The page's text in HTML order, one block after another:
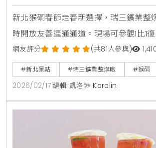
新北猴硐春節走春新選擇，瑞三鑛業整
時開放友善連通通道。現場可參觀1比1
翻車機，近距離感受臺灣煤礦文化，是
低碳深度旅遊路線。
網友評分 (共81人參與)
#新北景點 #瑞三鑛業整煤廠 #猴硐
2026/02/17 編輯 凱洛琳 Karolin